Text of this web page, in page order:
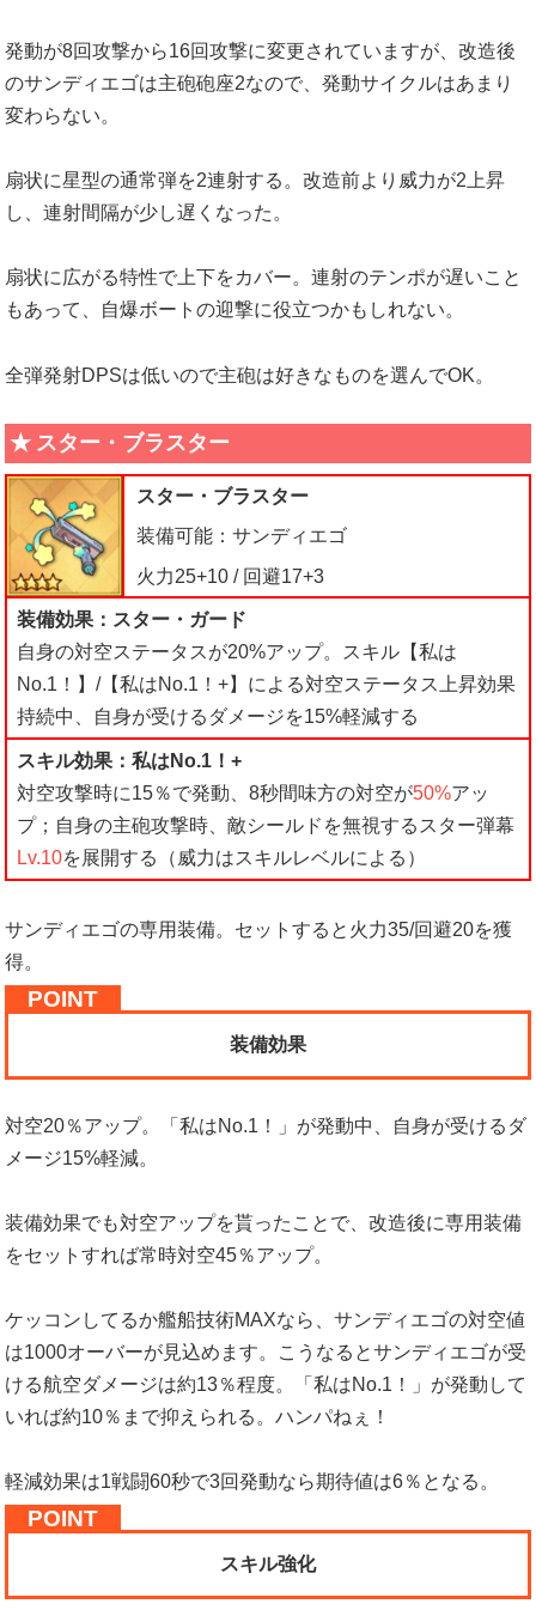
発動が8回攻撃から16回攻撃に変更されていますが、改造後
のサンディエゴは主砲砲座2なので、発動サイクルはあまり
変わらない。
扇状に星型の通常弾を2連射する。改造前より威力が2上昇
し、連射間隔が少し遅くなった。
扇状に広がる特性で上下をカバー。連射のテンポが遅いこと
もあって、自爆ボートの迎撃に役立つかもしれない。
全弾発射DPSは低いので主砲は好きなものを選んでOK。
スター・ブラスター
スター・ブラスター
装備可能：サンディエゴ
火力25+10 / 回避17+3
装備効果：スター・ガード
自身の対空ステータスが20%アップ。スキル【私は
No.1！】/【私はNo.1！+】による対空ステータス上昇効果
持続中、自身が受けるダメージを15%軽減する
スキル効果：私はNo.1！+
対空攻撃時に15％で発動、8秒間味方の対空が50%アッ
プ；自身の主砲攻撃時、敵シールドを無視するスター弾幕
Lv.10を展開する（威力はスキルレベルによる）
サンディエゴの専用装備。セットすると火力35/回避20を獲
得。
装備効果
対空20％アップ。「私はNo.1！」が発動中、自身が受けるダ
メージ15%軽減。
装備効果でも対空アップを貰ったことで、改造後に専用装備
をセットすれば常時対空45％アップ。
ケッコンしてるか艦船技術MAXなら、サンディエゴの対空値
は1000オーバーが見込めます。こうなるとサンディエゴが受
ける航空ダメージは約13％程度。「私はNo.1！」が発動して
いれば約10％まで抑えられる。ハンパねぇ！
軽減効果は1戦闘60秒で3回発動なら期待値は6％となる。
スキル強化